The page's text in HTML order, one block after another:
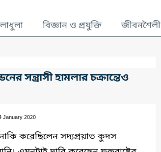
বিজ্ঞান ও প্রযুক্তি জীবনশৈলী
সন্ত্রাসী হামলার চক্রান্তেও
January 2020
করেছিলেন সদ্যপ্রয়াত কুদস